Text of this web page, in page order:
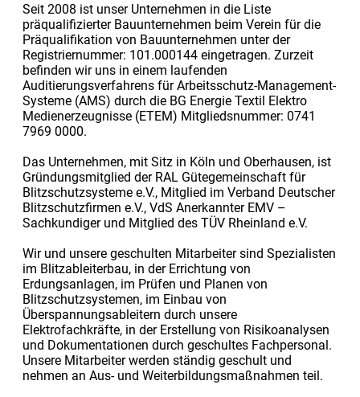
Seit 2008 ist unser Unternehmen in die Liste
präqualifizierter Bauunternehmen beim Verein für die
Präqualifikation von Bauunternehmen unter der
Registriernummer: 101.000144 eingetragen. Zurzeit
befinden wir uns in einem laufenden
Auditierungsverfahrens für Arbeitsschutz-Management-
Systeme (AMS) durch die BG Energie Textil Elektro
Medienerzeugnisse (ETEM) Mitgliedsnummer: 0741
7969 0000.
Das Unternehmen, mit Sitz in Köln und Oberhausen, ist
Gründungsmitglied der RAL Gütegemeinschaft für
Blitzschutzsysteme e.V., Mitglied im Verband Deutscher
Blitzschutzfirmen e.V., VdS Anerkannter EMV –
Sachkundiger und Mitglied des TÜV Rheinland e.V.
Wir und unsere geschulten Mitarbeiter sind Spezialisten
im Blitzableiterbau, in der Errichtung von
Erdungsanlagen, im Prüfen und Planen von
Blitzschutzsystemen, im Einbau von
Überspannungsableitern durch unsere
Elektrofachkräfte, in der Erstellung von Risikoanalysen
und Dokumentationen durch geschultes Fachpersonal.
Unsere Mitarbeiter werden ständig geschult und
nehmen an Aus- und Weiterbildungsmaßnahmen teil.